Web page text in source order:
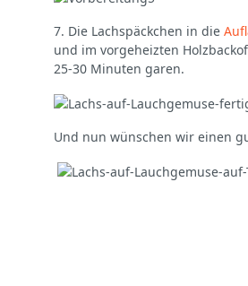
7. Die Lachspäckchen in die
und im vorgeheizten
25-30 Minuten garen.
Und nun wünschen wir einen